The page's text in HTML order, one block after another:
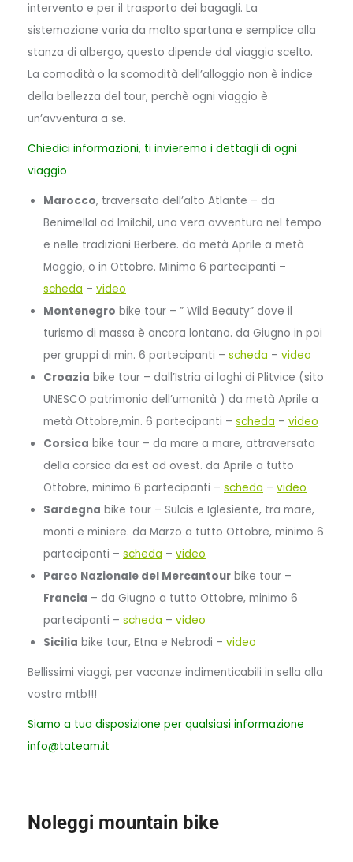
intervento e per il trasporto dei bagagli. La
sistemazione varia da molto spartana e semplice alla
stanza di albergo, questo dipende dal viaggio scelto.
La comodità o la scomodità dell’alloggio non è indice
della bellezza del tour, perchè ogni viaggio è
un’avventura a se.
Chiedici informazioni, ti invieremo i dettagli di ogni
viaggio
Marocco, traversata dell’alto Atlante – da
Benimellal ad Imilchil, una vera avventura nel tempo
e nelle tradizioni Berbere. da metà Aprile a metà
Maggio, o in Ottobre. Minimo 6 partecipanti –
scheda – video
Montenegro bike tour – ” Wild Beauty” dove il
turismo di massa è ancora lontano. da Giugno in poi
per gruppi di min. 6 partecipanti – scheda – video
Croazia bike tour – dall’Istria ai laghi di Plitvice (sito
UNESCO patrimonio dell’umanità ) da metà Aprile a
metà Ottobre,min. 6 partecipanti – scheda – video
Corsica bike tour – da mare a mare, attraversata
della corsica da est ad ovest. da Aprile a tutto
Ottobre, minimo 6 partecipanti – scheda – video
Sardegna bike tour – Sulcis e Iglesiente, tra mare,
monti e miniere. da Marzo a tutto Ottobre, minimo 6
partecipanti – scheda – video
Parco Nazionale del Mercantour bike tour –
Francia – da Giugno a tutto Ottobre, minimo 6
partecipanti – scheda – video
Sicilia bike tour, Etna e Nebrodi – video
Bellissimi viaggi, per vacanze indimenticabili in sella alla
vostra mtb!!!
Siamo a tua disposizione per qualsiasi informazione
info@tateam.it
Noleggi mountain bike